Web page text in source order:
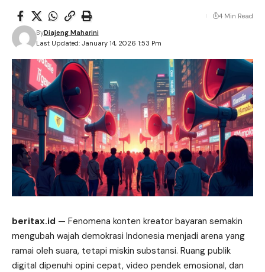
Last Updated: January 14, 2026 1:53 Pm
ByDiajeng Maharini
4 Min Read
beritax.id — Fenomena konten kreator bayaran semakin
mengubah wajah demokrasi Indonesia menjadi arena yang
ramai oleh suara, tetapi miskin substansi. Ruang publik
digital dipenuhi opini cepat, video pendek emosional, dan